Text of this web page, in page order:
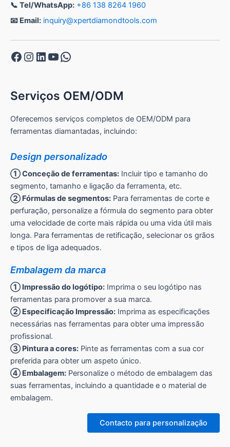
📞 Tel/WhatsApp: +86 138 8264 1960
📧 Email: inquiry@xpertdiamondtools.com
Facebook
Instagram
LinkedIn
YouTube
WhatsApp
Serviços OEM/ODM
Oferecemos serviços completos de OEM/ODM para
ferramentas diamantadas, incluindo:
Design personalizado
① Conceção de ferramentas: Incluir tipo e tamanho do
segmento, tamanho e ligação da ferramenta, etc.
② Fórmulas de segmentos: Para ferramentas de corte e
perfuração, personalize a fórmula do segmento para obter
uma velocidade de corte mais rápida ou uma vida útil mais
longa. Para ferramentas de retificação, selecionar os grãos
e tipos de liga adequados.
Embalagem da marca
① Impressão do logótipo: Imprima o seu logótipo nas
ferramentas para promover a sua marca.
② Especificação Impressão: Imprima as especificações
necessárias nas ferramentas para obter uma impressão
profissional.
③ Pintura a cores: Pinte as ferramentas com a sua cor
preferida para obter um aspeto único.
④ Embalagem: Personalize o método de embalagem das
suas ferramentas, incluindo a quantidade e o material de
embalagem.
Contacto para personalização